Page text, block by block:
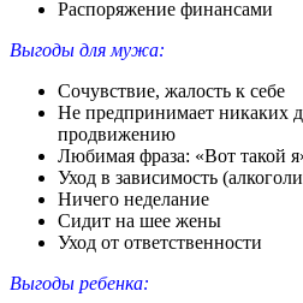
Распоряжение финансами
Выгоды для мужа:
Сочувствие, жалость к себе
Не предпринимает никаких
продвижению
Любимая фраза: «Вот такой
Уход в зависимость
Ничего неделание
Сидит на шее жены
Уход от ответственности
Выгоды ребенка: